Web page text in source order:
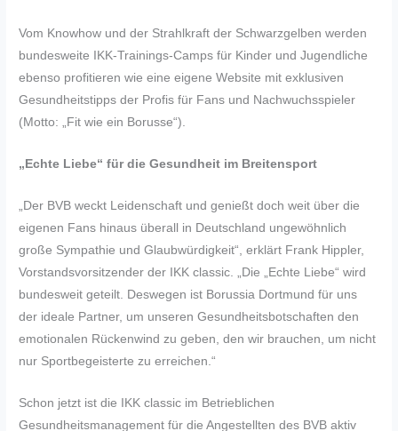
Vom Knowhow und der Strahlkraft der Schwarzgelben werden
bundesweite IKK-Trainings-Camps für Kinder und Jugendliche
ebenso profitieren wie eine eigene Website mit exklusiven
Gesundheitstipps der Profis für Fans und Nachwuchsspieler
(Motto: „Fit wie ein Borusse“).
„Echte Liebe“ für die Gesundheit im Breitensport
„Der BVB weckt Leidenschaft und genießt doch weit über die
eigenen Fans hinaus überall in Deutschland ungewöhnlich
große Sympathie und Glaubwürdigkeit“, erklärt Frank Hippler,
Vorstandsvorsitzender der IKK classic. „Die „Echte Liebe“ wird
bundesweit geteilt. Deswegen ist Borussia Dortmund für uns
der ideale Partner, um unseren Gesundheitsbotschaften den
emotionalen Rückenwind zu geben, den wir brauchen, um nicht
nur Sportbegeisterte zu erreichen.“
Schon jetzt ist die IKK classic im Betrieblichen
Gesundheitsmanagement für die Angestellten des BVB aktiv